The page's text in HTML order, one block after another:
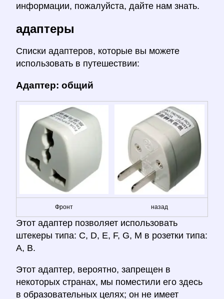
информации, пожалуйста, дайте нам знать.
адаптеры
Списки адаптеров, которые вы можете
использовать в путешествии:
Адаптер: общий
Фронт назад
Этот адаптер позволяет использовать
штекеры типа: C, D, E, F, G, M в розетки типа:
A, B.
Этот адаптер, вероятно, запрещен в
некоторых странах, мы поместили его здесь
в образовательных целях; он не имеет